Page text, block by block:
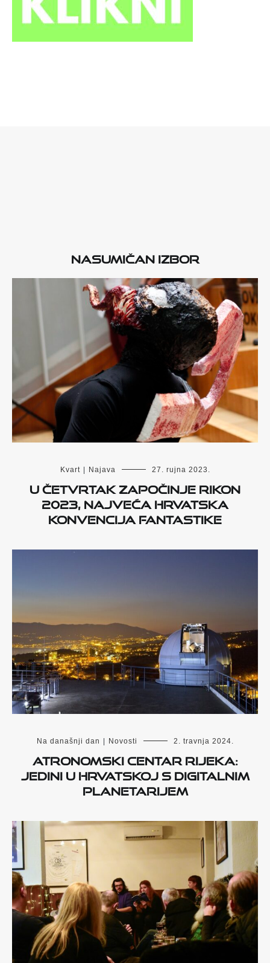
Nasumičan izbor
Kvart Najava 27. rujna 2023.
U četvrtak započinje Rikon
2023, najveća hrvatska
konvencija fantastike
Na današnji dan Novosti 2. travnja 2024.
Atronomski centar Rijeka:
jedini u Hrvatskoj s digitalnim
planetarijem